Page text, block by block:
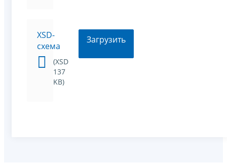
XSD-
схема
(XSD
137
KB)
Загрузить